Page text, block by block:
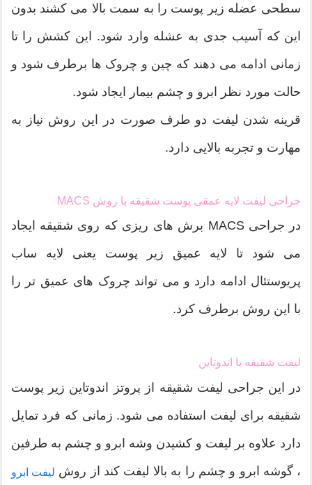
سطحی عضله زیر پوست را به سمت بالا می کشند بدون
این که آسیب جدی به عشله وارد شود. این کشش را تا
زمانی ادامه می دهند که چین و چروک ها برطرف شود و
حالت مورد نظر ابرو و چشم بیمار ایجاد شود.
قرینه شدن لیفت دو طرف صورت در این روش نیاز به
مهارت و تجربه بالایی دارد.
جراحی لیفت لایه عمقی پوست شقیقه با روش MACS
در جراحی MACS برش های ریزی که روی شقیقه ایجاد
می شود تا لایه عمیق زیر پوست یعنی لایه ساب
پریوستئال ادامه دارد و می تواند چروک های عمیق تر را
با این روش برطرف کرد.
لیفت شقیقه با اندوتاین
در این جراحی لیفت شقیقه از پروتز اندوتاین زیر پوست
شقیقه برای لیفت استفاده می شود. زمانی که فرد تمایل
دارد علاوه بر لیفت و کشیدن وشه ابرو و چشم به طرفین
، گوشه ابرو و چشم را به بالا لیفت کند از روش لیفت ابرو